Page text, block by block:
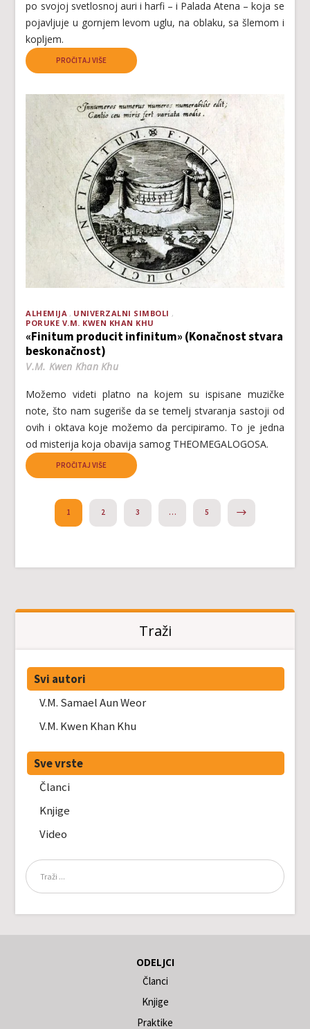
po svojoj svetlosnoj auri i harfi – i Palada Atena – koja se
pojavljuje u gornjem levom uglu, na oblaku, sa šlemom i
kopljem.
PROČITAJ VIŠE
ALHEMIJA
UNIVERZALNI SIMBOLI
PORUKE V.M. KWEN KHAN KHU
«Finitum producit infinitum» (Konačnost stvara
beskonačnost)
V.M. Kwen Khan Khu
Možemo videti platno na kojem su ispisane muzičke
note, što nam sugeriše da se temelj stvaranja sastoji od
ovih i oktava koje možemo da percipiramo. To je jedna
od misterija koja obavija samog THEOMEGALOGOSA.
PROČITAJ VIŠE
1 2 3 … 5
Traži
Svi autori
V.M. Samael Aun Weor
V.M. Kwen Khan Khu
Sve vrste
Članci
Knjige
Video
ODELJCI
Članci
Knjige
Praktike